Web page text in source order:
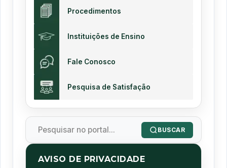
Procedimentos
Instituições de Ensino
Fale Conosco
Pesquisa de Satisfação
BUSCAR
AVISO DE PRIVACIDADE